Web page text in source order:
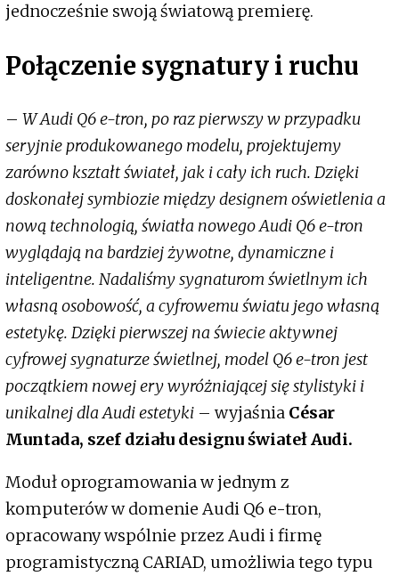
jednocześnie swoją światową premierę.
Połączenie sygnatury i ruchu
– W Audi Q6 e-tron, po raz pierwszy w przypadku
seryjnie produkowanego modelu, projektujemy
zarówno kształt świateł, jak i cały ich ruch. Dzięki
doskonałej symbiozie między designem oświetlenia a
nową technologią, światła nowego Audi Q6 e-tron
wyglądają na bardziej żywotne, dynamiczne i
inteligentne. Nadaliśmy sygnaturom świetlnym ich
własną osobowość, a cyfrowemu światu jego własną
estetykę. Dzięki pierwszej na świecie aktywnej
cyfrowej sygnaturze świetlnej, model Q6 e-tron jest
początkiem nowej ery wyróżniającej się stylistyki i
unikalnej dla Audi estetyki – wyjaśnia César
Muntada, szef działu designu świateł Audi.
Moduł oprogramowania w jednym z
komputerów w domenie Audi Q6 e-tron,
opracowany wspólnie przez Audi i firmę
programistyczną CARIAD, umożliwia tego typu